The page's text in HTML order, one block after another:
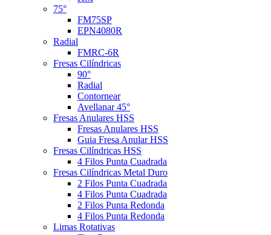
75°
FM75SP
EPN4080R
Radial
FMRC-6R
Fresas Cilíndricas
90°
Radial
Contornear
Avellanar 45°
Fresas Anulares HSS
Fresas Anulares HSS
Guia Fresa Anular HSS
Fresas Cilíndricas HSS
4 Filos Punta Cuadrada
Fresas Cilíndricas Metal Duro
2 Filos Punta Cuadrada
4 Filos Punta Cuadrada
2 Filos Punta Redonda
4 Filos Punta Redonda
Limas Rotativas